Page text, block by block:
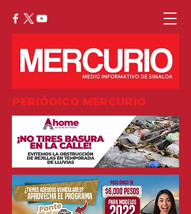
PERIÓDICO MERCURIO